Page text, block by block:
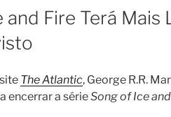
and Fire Terá Mais
The Atlantic, George R.R.
encerrar a sérieSong of Ice